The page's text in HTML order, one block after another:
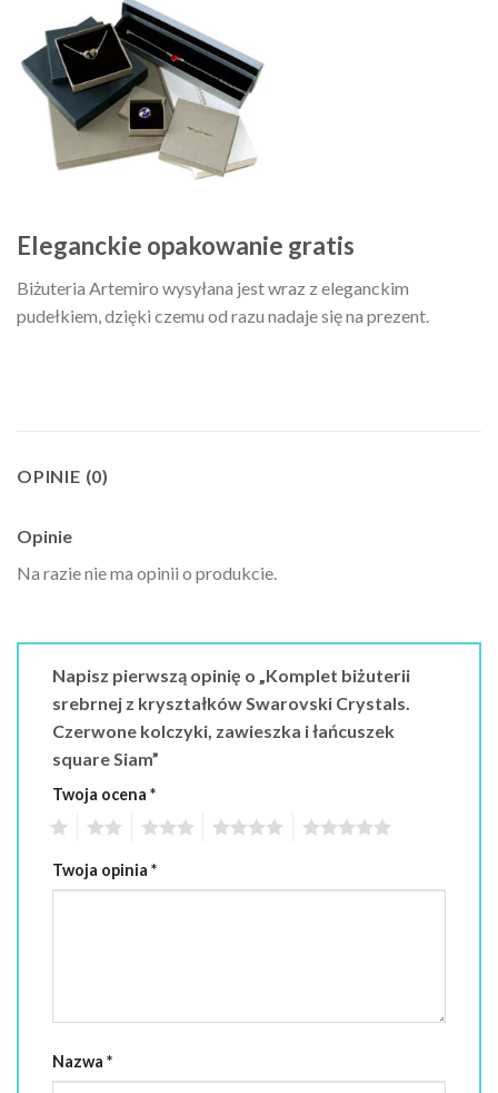
Eleganckie opakowanie gratis
Biżuteria Artemiro wysyłana jest wraz z eleganckim
pudełkiem, dzięki czemu od razu nadaje się na prezent.
OPINIE (0)
Opinie
Na razie nie ma opinii o produkcie.
Napisz pierwszą opinię o „Komplet biżuterii
srebrnej z kryształków Swarovski Crystals.
Czerwone kolczyki, zawieszka i łańcuszek
square Siam”
Twoja ocena *
Twoja opinia *
Nazwa *